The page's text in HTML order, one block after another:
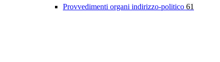
Provvedimenti organi indirizzo-politico 61